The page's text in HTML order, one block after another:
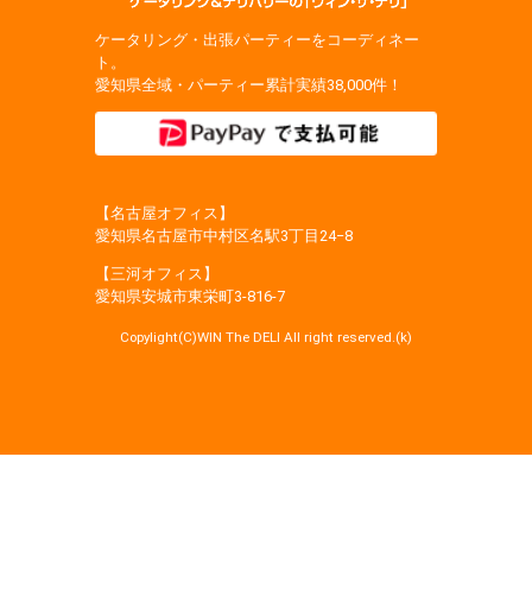
ケータリング・出張パーティーをコーディネー
ト。
愛知県全域・パーティー累計実績38,000件！
【名古屋オフィス】
愛知県名古屋市中村区名駅3丁目24−8
【三河オフィス】
愛知県安城市東栄町3‐816‐7
Copylight(C)WIN The DELI All right reserved.(k)